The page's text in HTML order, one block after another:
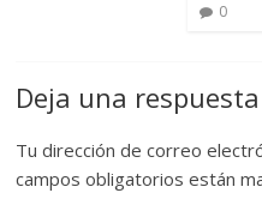
0
Deja una respuesta
Tu dirección de correo
campos obligatorios están